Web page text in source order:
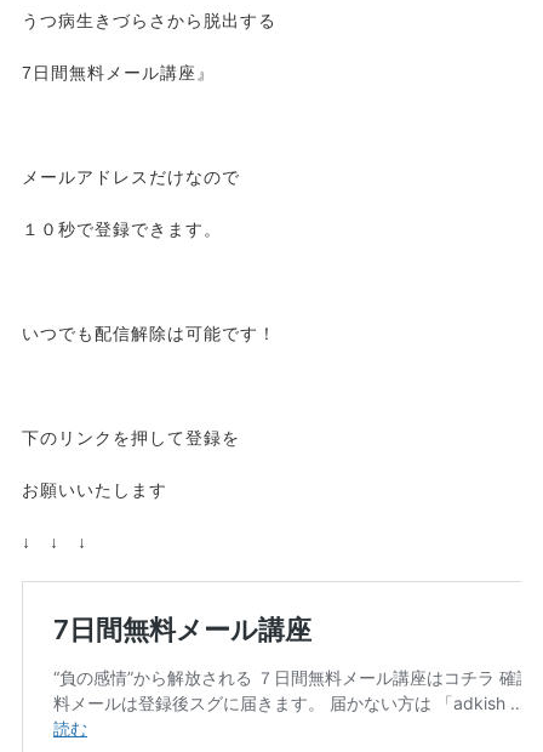
うつ病生きづらさから脱出する
7日間無料メール講座』
メールアドレスだけなので
１０秒で登録できます。
いつでも配信解除は可能です！
下のリンクを押して登録を
お願いいたします
↓ ↓ ↓